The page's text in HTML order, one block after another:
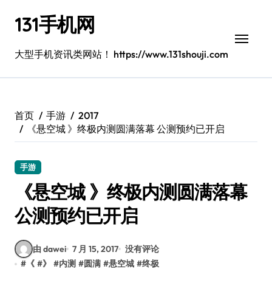
131手机网
大型手机资讯类网站！ https://www.131shouji.com
首页 手游
2017
《悬空城 》终极内测圆满落幕 公测预约已开启
手游
《悬空城 》终极内测圆满落幕
公测预约已开启
由 dawei 7 月 15, 2017 没有评论
# 《 #》 #内测 #圆满 #悬空城 #终极